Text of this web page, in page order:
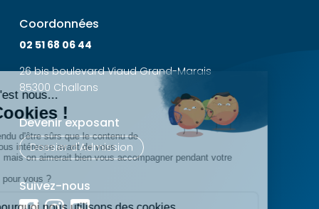
Coordonnées
02 51 68 06 44
26 bis boulevard Viaud Grand-Marais
85300 Challans
Devenir exposant
Dossier d'Admission
Suivez-nous